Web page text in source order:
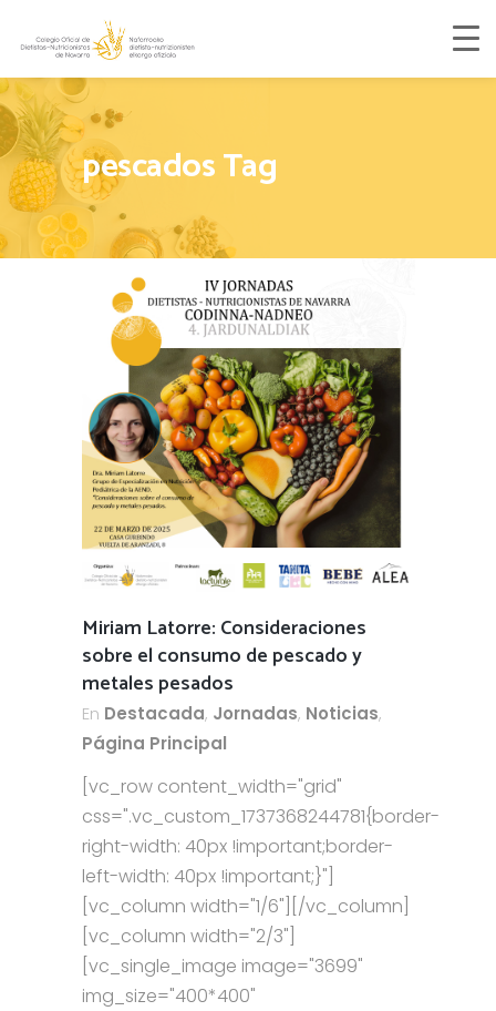
pescados Tag
Miriam Latorre: Consideraciones
sobre el consumo de pescado y
metales pesados
En Destacada, Jornadas, Noticias,
Página Principal
[vc_row content_width="grid"
css=".vc_custom_1737368244781{border-
right-width: 40px !important;border-
left-width: 40px !important;}"]
[vc_column width="1/6"][/vc_column]
[vc_column width="2/3"]
[vc_single_image image="3699"
img_size="400*400"